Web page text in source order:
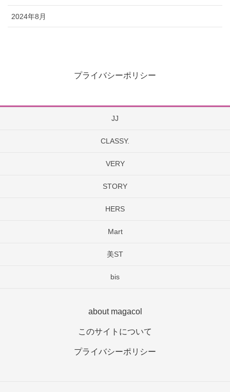
2024年8月
プライバシーポリシー
JJ
CLASSY.
VERY
STORY
HERS
Mart
美ST
bis
about magacol
このサイトについて
プライバシーポリシー